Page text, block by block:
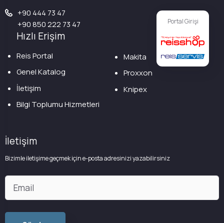
Portal Girişi
+90 444 73 47
+90 850 222 73 47
Hızlı Erişim
Reis Portal
Genel Katalog
İletişim
Bilgi Toplumu Hizmetleri
Makita
Proxxon
Knipex
İletişim
Bizimle iletişime geçmek için e-posta adresinizi yazabilirsiniz